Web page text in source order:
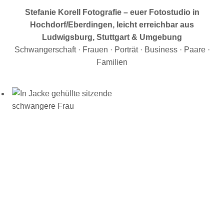
Stefanie Korell Fotografie – euer Fotostudio in
Hochdorf/Eberdingen, leicht erreichbar aus
Ludwigsburg, Stuttgart & Umgebung
Schwangerschaft · Frauen · Porträt · Business · Paare ·
Familien